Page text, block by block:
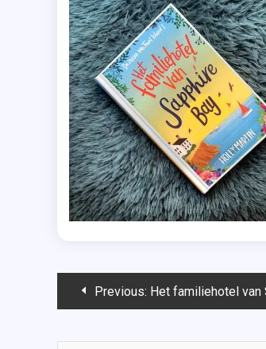
Bericht
Previous: Het familiehotel van